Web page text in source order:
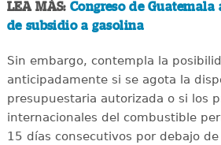
LEA MÁS: Congreso de
de subsidio a gasolina
Sin embargo, contempla la
anticipadamente si se agota la
presupuestaria autorizada o si los
internacionales del combustible
15 días consecutivos por debajo